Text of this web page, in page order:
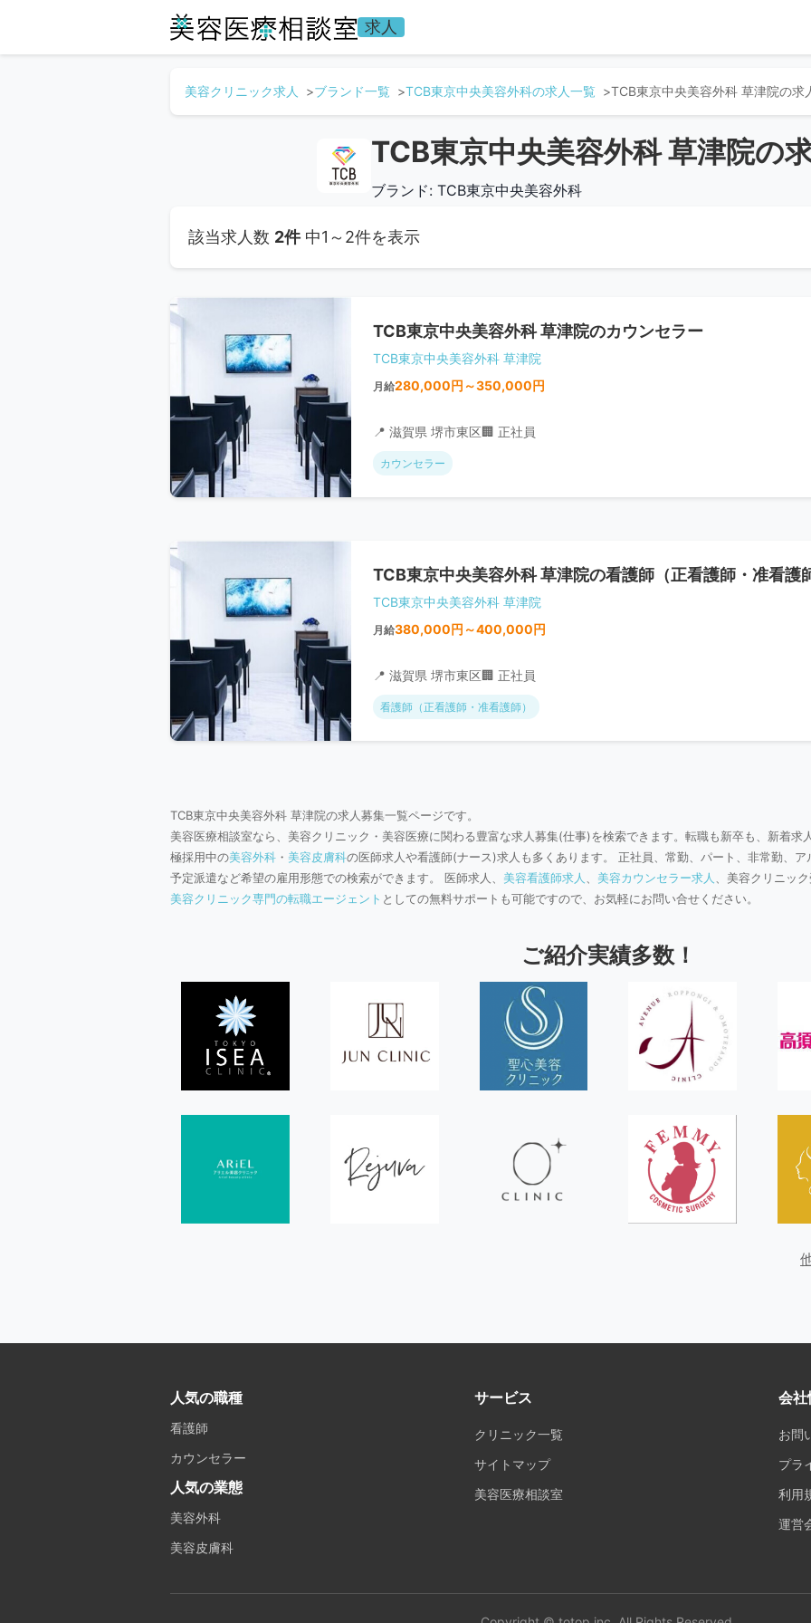
求人
美容クリニック求人 ブランド一覧 TCB東京中央美容外科の求人一覧 TCB東京中央美容外科 草津院の求
TCB東京中央美容外科 草津院の
ブランド: TCB東京中央美容外科
該当求人数 2件中1～2件を表示
TCB東京中央美容外科 草津院のカウンセラー
TCB東京中央美容外科 草津院
月給280,000円～350,000円
📍 滋賀県 堺市東区🏢 正社員
カウンセラー
TCB東京中央美容外科 草津院の看護師（正看護師・准看護
TCB東京中央美容外科 草津院
月給380,000円～400,000円
📍 滋賀県 堺市東区🏢 正社員
看護師（正看護師・准看護師）
TCB東京中央美容外科 草津院の求人募集一覧ページです。
美容医療相談室なら、美容クリニック・美容医療に関わる豊富な求人募集(仕事)を検索できます。転職も新卒も、新着求
極採用中の美容外科 ・ 美容皮膚科の医師求人や看護師(ナース)求人も多くあります。 正社員、常勤、パート、非常勤、
予定派遣など希望の雇用形態での検索ができます。 医師求人、 美容看護師求人 美容カウンセラー求人
、美容クリニッ
美容クリニック専門の転職エージェント としての無料サポートも可能ですので、お気軽にお問い合せください。
ご紹介実績多数！
人気の職種
看護師
カウンセラー
人気の業態
美容外科
美容皮膚科
サービス
クリニック一覧
サイトマップ
美容医療相談室
会社
お問
プラ
利用
運営